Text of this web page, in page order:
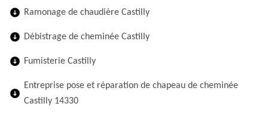
Ramonage de chaudière Castilly
Débistrage de cheminée Castilly
Fumisterie Castilly
Entreprise pose et réparation de chapeau de cheminée
Castilly 14330